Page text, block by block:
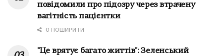
повідомили про підозру через втрачену
вагітність пацієнтки
0 ПОШИРИТИ
"Це врятує багато життів": Зеленський